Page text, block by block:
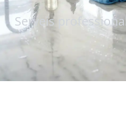
Serveis